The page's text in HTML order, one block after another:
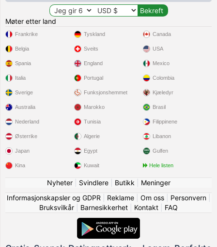
Møter etter land
Frankrike
Belgia
Spania
Italia
Sverige
Tyskland
Sveits
England
Portugal
Funksjonshemmet
Canada
USA
Mexico
Colombia
Kjæledyr
Australia
Nederland
Østerrike
Japan
Kina
Marokko
Tunisia
Algerie
Egypt
Kuwait
Brasil
Filippinene
Libanon
Gulfen
Hele listen
Nyheter| Svindlere| Butikk
Meninger
Informasjonskapsler og GDPR
Reklame| Om oss| Personvern|
Bruksvilkår
Barnesikkerhet Kontakt FAQ